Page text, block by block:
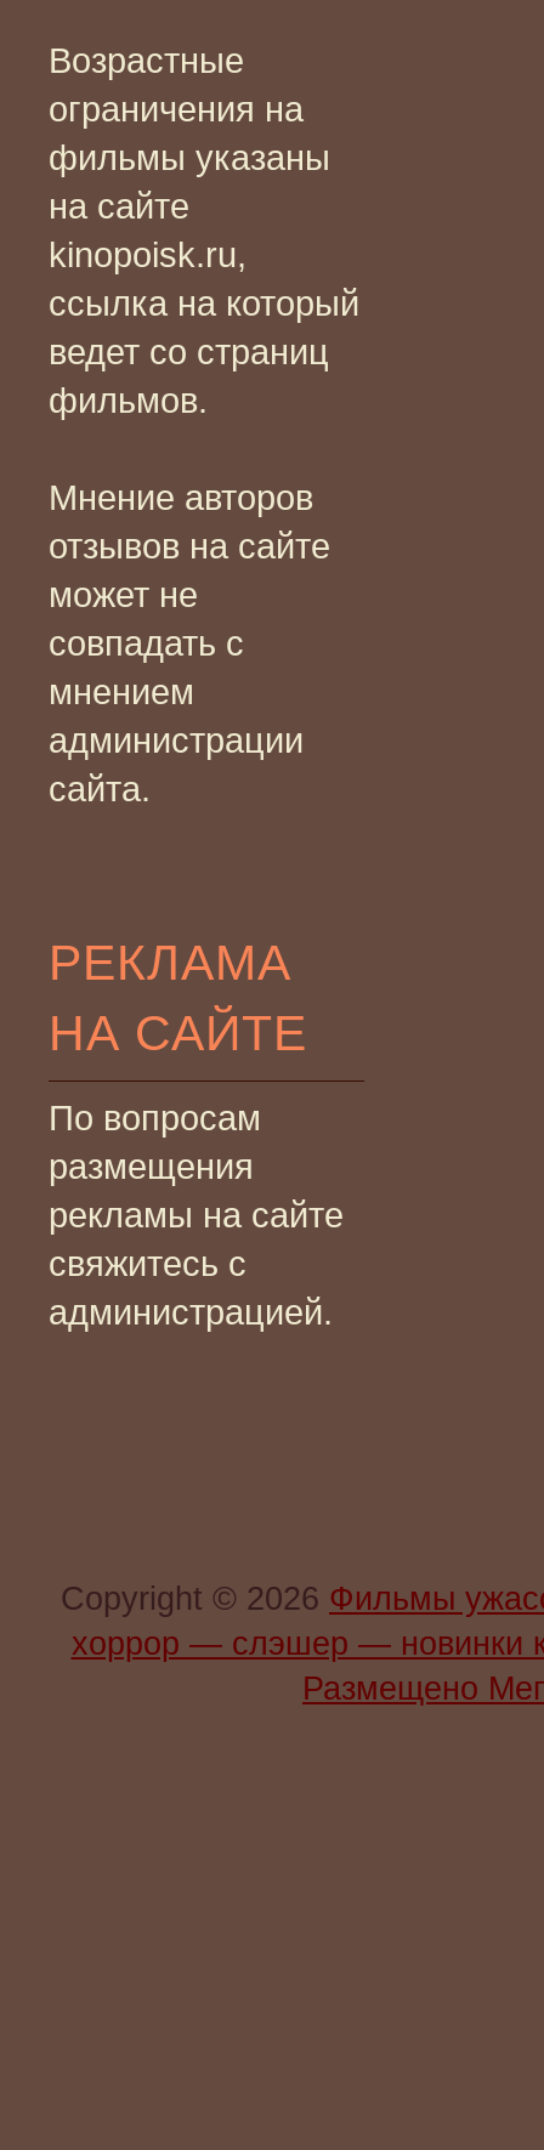
Возрастные
ограничения на
фильмы указаны
на сайте
kinopoisk.ru,
ссылка на который
ведет со страниц
фильмов.
Мнение авторов
отзывов на сайте
может не
совпадать с
мнением
администрации
сайта.
РЕКЛАМА
НА САЙТЕ
По вопросам
размещения
рекламы на сайте
свяжитесь с
администрацией.
Copyright © 2026 Фильмы
хоррор — слэшер —
Размещено